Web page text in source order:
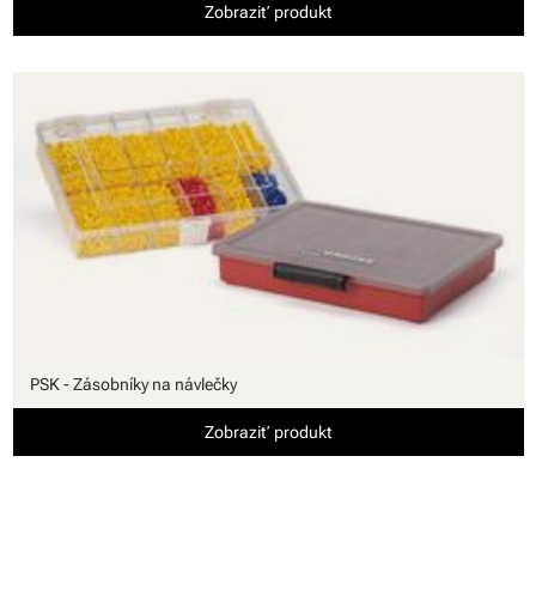
Zobraziť produkt
PSK - Zásobníky na návlečky
Zobraziť produkt